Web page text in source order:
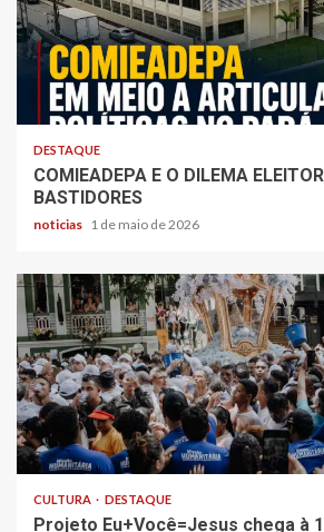
DESTAQUE
COMIEADEPA E O DILEMA
BASTIDORES
noticias 1 de maio de 2026
CULTURA DESTAQUE
Projeto Eu+Você=Jesus chega à